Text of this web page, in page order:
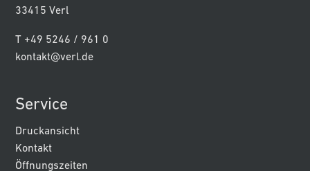
33415 Verl
T +49 5246 / 961 0
kontakt@verl.de
Service
Druckansicht
Kontakt
Öffnungszeiten